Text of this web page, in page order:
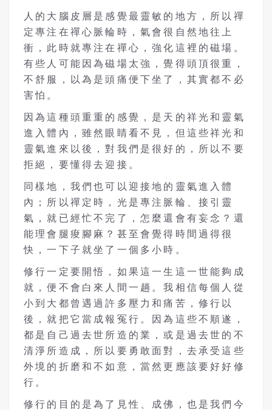
人的大腦皮層是感覺最靈敏的地方，所以禪
定專注在禪心脈輪時，氣會很自然地往上
衝，此時就專注在禪心，強化這裡的磁場。
有些人可能因為磁場太強，覺得頭頂很重，
不舒服，以為是頭痛便下坐了，其實都不必
害怕。
因為這種頭重重的感覺，是天的祥光和靈氣
進入體內，雖然眼睛看不見，但這些祥光和
靈氣進來以後，對我們是很好的，所以不要
拒絕，要懂得去迎接。
同樣地，我們也可以迎接地的靈氣進入體
內；所以禪定時，光是專注脈輪、接引靈
氣，就已經忙不完了，怎麼還會有妄念？還
能理會腿痠腳麻？甚至會覺得時間過得很
快，一下子就坐了一個多小時。
修行一定要開悟，如果這一生這一世能夠成
就，便不會白來人間一趟。我相信每個人從
小到大都曾遇過許多壓力和痛苦，修行以
後，就把它當成報冤行。因為這些不順遂，
都是自己過去世所造的業，或是過去世的不
清淨所造成，所以要勇敢面對，去承受這些
外境的折磨和不如意，當然更應該要好好修
行。
修行的目的是為了見性、成佛，也是我們今